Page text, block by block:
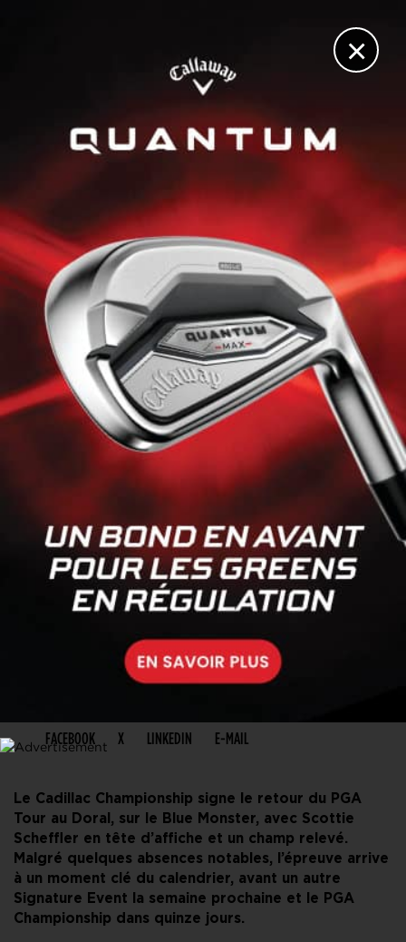
×
CADILLAC CHAMPIONSHIP
Cadillac Championship : Pourquoi Scottie Scheffler est
le grand favori au Doral ?
28 AVRIL 2026
FACEBOOK X LINKEDIN E-MAIL
Le Cadillac Championship signe le retour du PGA
Tour au Doral, sur le Blue Monster, avec Scottie
Scheffler en tête d’affiche et un champ relevé.
Malgré quelques absences notables, l’épreuve arrive
à un moment clé du calendrier, avant un autre
Signature Event la semaine prochaine et le PGA
Championship dans quinze jours.